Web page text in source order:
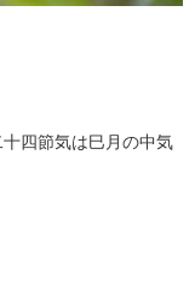
四節気は巳月の中気